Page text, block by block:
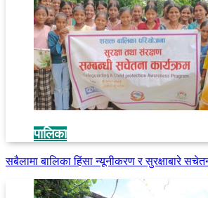
पालिका
सबैलामा बालिका हिंसा न्यूनीकरण र सुरक्षाबारे